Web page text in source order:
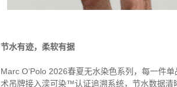
节水有迹，柔软有据
Marc O’Polo2026春夏无水染色系列，每一件
术吊牌接入湙可染™认证追溯系统，节水数据清